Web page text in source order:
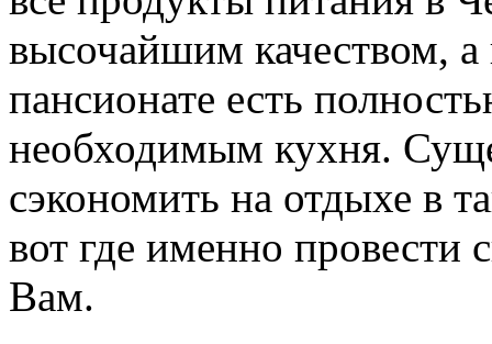
высочайшим качеством,
пансионате есть
необходимым кухня.
сэкономить на отдыхе в
вот где именно провести
Вам.